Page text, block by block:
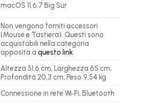
macOS 11.6.7 Big Sur
Non vengono forniti accessori
(Mouse e Tastiera). Questi sono
acquistabili nella categoria
apposita a questo link
Altezza 51,6 cm, Larghezza 65 cm,
Profondità 20,3 cm, Peso 9,54 kg
Connessione in rete Wi‑Fi, Bluetooth